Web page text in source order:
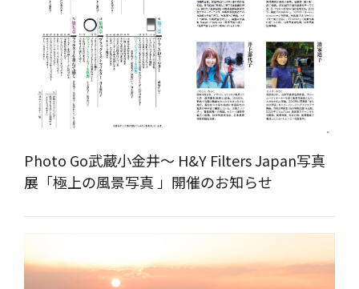
Photo Go武蔵小金井～ H&Y Filters Japan写真
展「極上の風景写真 」開催のお知らせ